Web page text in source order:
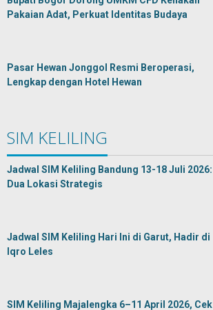
Pakaian Adat, Perkuat Identitas Budaya
Pasar Hewan Jonggol Resmi Beroperasi,
Lengkap dengan Hotel Hewan
SIM KELILING
Jadwal SIM Keliling Bandung 13-18 Juli 2026:
Dua Lokasi Strategis
Jadwal SIM Keliling Hari Ini di Garut, Hadir di
Iqro Leles
SIM Keliling Majalengka 6–11 April 2026, Cek